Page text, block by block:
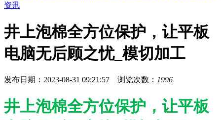
资讯
井上泡棉全方位保护，让平板
电脑无后顾之忧_模切加工
发布日期：2023-08-31 09:21:57 浏览次数： 1996
井上泡棉全方位保护，让平板